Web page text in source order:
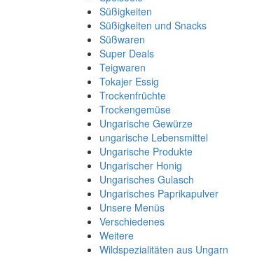
Süßigkeiten
Süßigkeiten und Snacks
Süßwaren
Super Deals
Teigwaren
Tokajer Essig
Trockenfrüchte
Trockengemüse
Ungarische Gewürze
ungarische Lebensmittel
Ungarische Produkte
Ungarischer Honig
Ungarisches Gulasch
Ungarisches Paprikapulver
Unsere Menüs
Verschiedenes
Weitere
Wildspezialitäten aus Ungarn